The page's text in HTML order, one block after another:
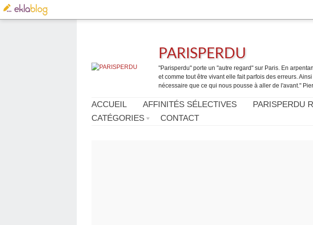
PARISPERDU
"Parisperdu" porte un "autre regard" sur Paris. En
et comme tout être vivant elle fait parfois des erreurs.
nécessaire que ce qui nous pousse à aller de l'avant."
ACCUEIL AFFINITÉS SÉLECTIVES PARISPERDU
CATÉGORIES
CONTACT